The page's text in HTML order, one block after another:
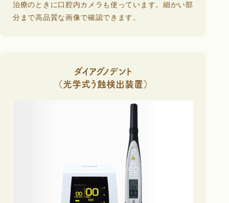
治療のときに口腔内カメラも使っています。細かい部
分まで高品質な画像で確認できます。
ダイアグノデント
（光学式う蝕検出装置）